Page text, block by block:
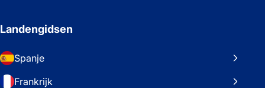
Landengidsen
Spanje
Frankrijk